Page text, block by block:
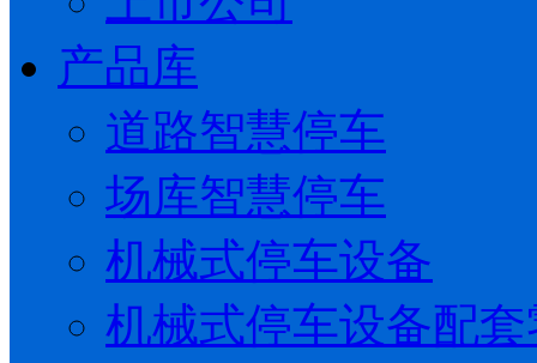
产品库
道路智慧停车
场库智慧停车
机械式停车设备
机械式停车设备配